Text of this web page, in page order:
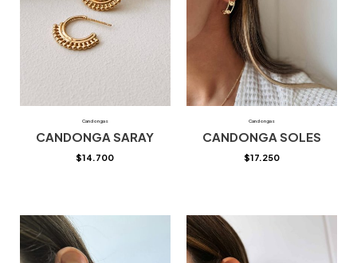
Candongas
CANDONGA SARAY
$14.700
Candongas
CANDONGA SOLES
$17.250